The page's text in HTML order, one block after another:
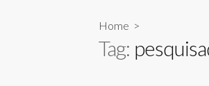
Home >
Tag: